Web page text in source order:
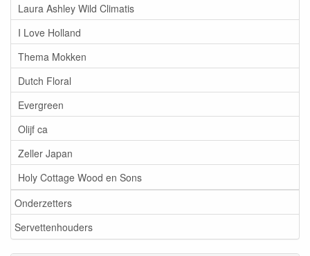
Laura Ashley Wild Climatis
I Love Holland
Thema Mokken
Dutch Floral
Evergreen
Olijf ca
Zeller Japan
Holy Cottage Wood en Sons
Onderzetters
Servettenhouders